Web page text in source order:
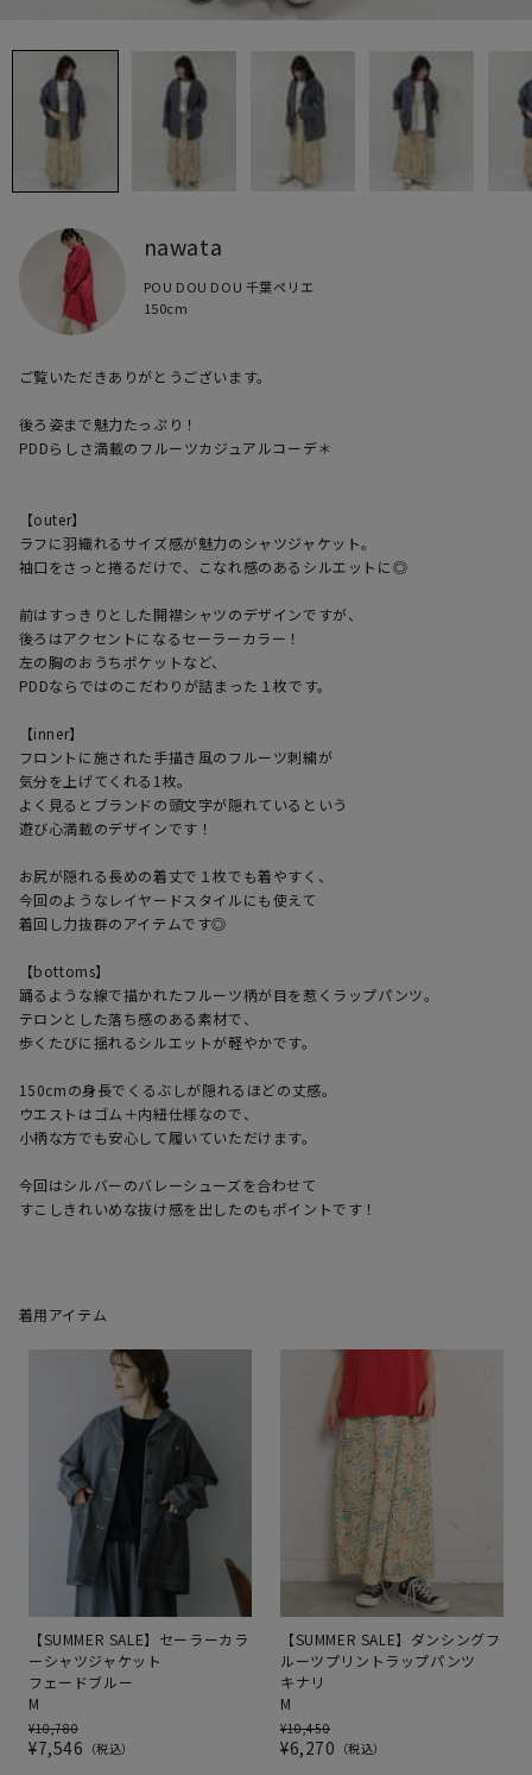
nawata
POU DOU DOU 千葉ペリエ
150cm
ご覧いただきありがとうございます。
後ろ姿まで魅力たっぷり！
PDDらしさ満載のフルーツカジュアルコーデ＊
【outer】
ラフに羽織れるサイズ感が魅力のシャツジャケット。
袖口をさっと捲るだけで、こなれ感のあるシルエットに◎
前はすっきりとした開襟シャツのデザインですが、
後ろはアクセントになるセーラーカラー！
左の胸のおうちポケットなど、
PDDならではのこだわりが詰まった１枚です。
【inner】
フロントに施された手描き風のフルーツ刺繍が
気分を上げてくれる1枚。
よく見るとブランドの頭文字が隠れているという
遊び心満載のデザインです！
お尻が隠れる長めの着丈で１枚でも着やすく、
今回のようなレイヤードスタイルにも使えて
着回し力抜群のアイテムです◎
【bottoms】
踊るような線で描かれたフルーツ柄が目を惹くラップパンツ。
テロンとした落ち感のある素材で、
歩くたびに揺れるシルエットが軽やかです。
​150cmの身長でくるぶしが隠れるほどの丈感。
ウエストはゴム＋内紐仕様なので、
小柄な方でも安心して履いていただけます。
今回はシルバーのバレーシューズを合わせて
すこしきれいめな抜け感を出したのもポイントです！
着用アイテム
【SUMMER SALE】セーラーカラ
ーシャツジャケット
フェードブルー
M
¥10,780
¥7,546 税込
【SUMMER SALE】ダンシングフ
ルーツプリントラップパンツ
キナリ
M
¥10,450
¥6,270 税込